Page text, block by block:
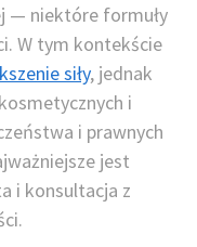
— niektóre formuły
W tym kontekście
siły, jednak
i
i prawnych
jest
i konsultacja z